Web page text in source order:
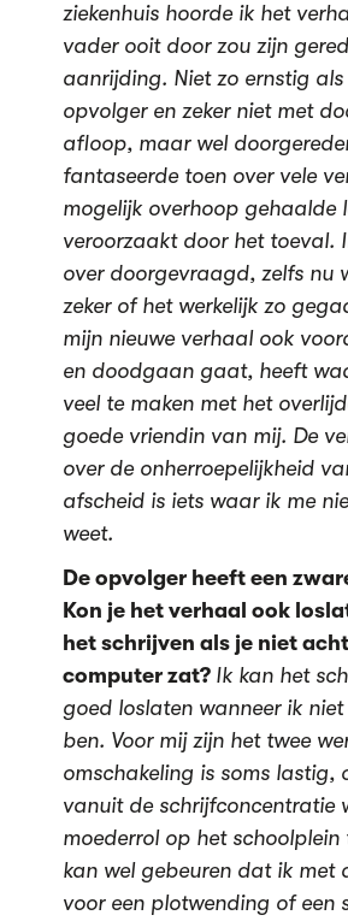
ziekenhuis hoorde ik het
vader ooit door zou zijn
aanrijding. Niet zo ernstig als
opvolger en zeker niet met
afloop, maar wel
fantaseerde toen over vele
mogelijk overhoop gehaalde
veroorzaakt door het toeval.
over doorgevraagd, zelfs nu
zeker of het werkelijk zo
mijn nieuwe verhaal ook
en doodgaan gaat, heeft
veel te maken met het
goede vriendin van mij. De
over de onherroepelijkheid
afscheid is iets waar ik me
weet.
De opvolger heeft een
Kon je het verhaal ook
het schrijven als je niet
computer zat? Ik kan het
goed loslaten wanneer ik
ben. Voor mij zijn het twee
omschakeling is soms lastig,
vanuit de schrijfconcentratie
moederrol op het schoolplein
kan wel gebeuren dat ik met
voor een plotwending of een